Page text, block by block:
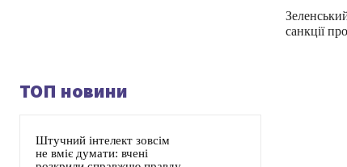
санкції
ТОП новини
Штучний інтелект зовсім
не вміє думати: вчені